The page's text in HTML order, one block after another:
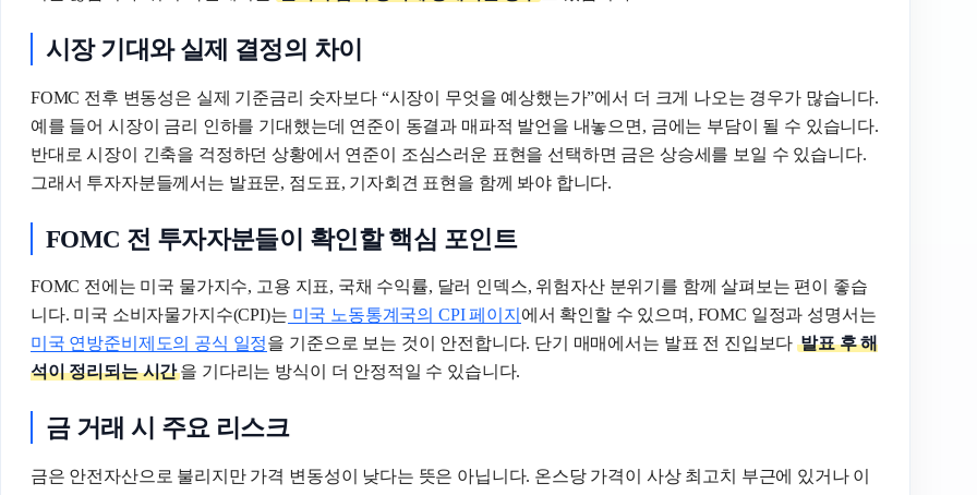
시장 기대와 실제 결정의 차이
FOMC 전후 변동성은 실제 기준금리 숫자보다 “시장이 무엇을 예상했는가”에서 더 크게 나오는 경우가 많습니다.
예를 들어 시장이 금리 인하를 기대했는데 연준이 동결과 매파적 발언을 내놓으면, 금에는 부담이 될 수 있습니다.
반대로 시장이 긴축을 걱정하던 상황에서 연준이 조심스러운 표현을 선택하면 금은 상승세를 보일 수 있습니다.
그래서 투자자분들께서는 발표문, 점도표, 기자회견 표현을 함께 봐야 합니다.
FOMC 전 투자자분들이 확인할 핵심 포인트
FOMC 전에는 미국 물가지수, 고용 지표, 국채 수익률, 달러 인덱스, 위험자산 분위기를 함께 살펴보는 편이 좋습
니다. 미국 소비자물가지수(CPI)는 미국 노동통계국의 CPI 페이지 에서 확인할 수 있으며, FOMC 일정과 성명서는
미국 연방준비제도의 공식 일정을 기준으로 보는 것이 안전합니다. 단기 매매에서는 발표 전 진입보다발표 후 해
석이 정리되는 시간 을 기다리는 방식이 더 안정적일 수 있습니다.
금 거래 시 주요 리스크
금은 안전자산으로 불리지만 가격 변동성이 낮다는 뜻은 아닙니다. 온스당 가격이 사상 최고치 부근에 있거나 이